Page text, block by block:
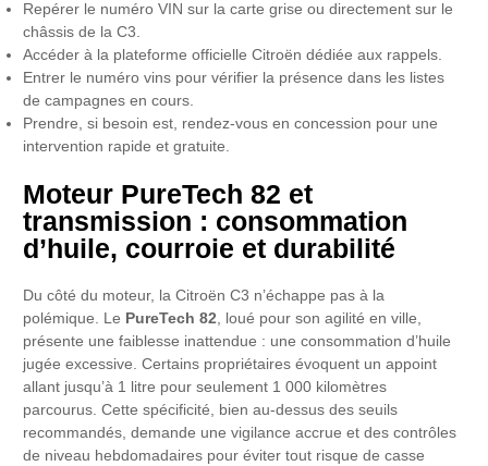
Repérer le numéro VIN sur la carte grise ou directement sur le
châssis de la C3.
Accéder à la plateforme officielle Citroën dédiée aux rappels.
Entrer le numéro vins pour vérifier la présence dans les listes
de campagnes en cours.
Prendre, si besoin est, rendez-vous en concession pour une
intervention rapide et gratuite.
Moteur PureTech 82 et
transmission : consommation
d’huile, courroie et durabilité
Du côté du moteur, la Citroën C3 n’échappe pas à la
polémique. Le PureTech 82 , loué pour son agilité en ville,
présente une faiblesse inattendue : une consommation d’huile
jugée excessive. Certains propriétaires évoquent un appoint
allant jusqu’à 1 litre pour seulement 1 000 kilomètres
parcourus. Cette spécificité, bien au-dessus des seuils
recommandés, demande une vigilance accrue et des contrôles
de niveau hebdomadaires pour éviter tout risque de casse